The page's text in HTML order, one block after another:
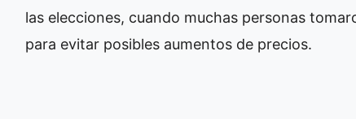
las elecciones, cuando muchas personas
para evitar posibles aumentos de precios.